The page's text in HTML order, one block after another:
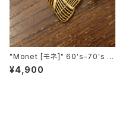
"Monet [モネ]" 60's-70's 大
きくて華やかな菱形 ヴィンテー
¥4,900